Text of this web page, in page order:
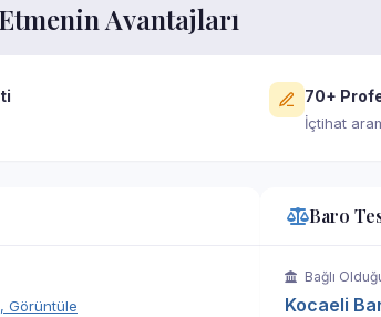
Avantajları
70+
İçtihat
Görüntüle
Baro
Bağlı
Kocaeli